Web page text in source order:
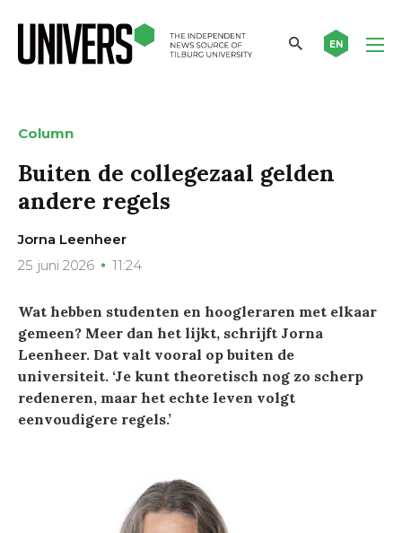
EN
Column
Buiten de collegezaal gelden
andere regels
Jorna Leenheer
25 juni 2026
11:24
Wat hebben studenten en hoogleraren met elkaar
gemeen? Meer dan het lijkt, schrijft Jorna
Leenheer. Dat valt vooral op buiten de
universiteit. ‘Je kunt theoretisch nog zo scherp
redeneren, maar het echte leven volgt
eenvoudigere regels.’